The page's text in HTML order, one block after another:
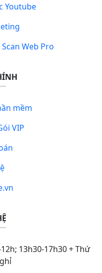
Youtube
Web Pro
mềm
VIP
13h30-17h30 + Thứ